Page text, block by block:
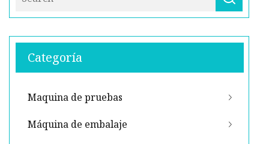
Categoría
Maquina de pruebas
Máquina de embalaje